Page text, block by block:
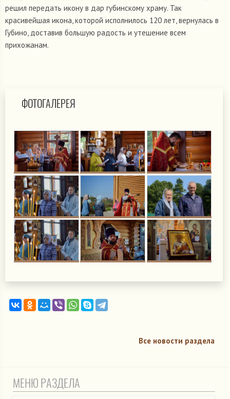
решил передать икону в дар губинскому храму. Так
красивейшая икона, которой исполнилось 120 лет, вернулась в
Губино, доставив большую радость и утешение всем
прихожанам.
ФОТОГАЛЕРЕЯ
Все новости раздела
МЕНЮ РАЗДЕЛА